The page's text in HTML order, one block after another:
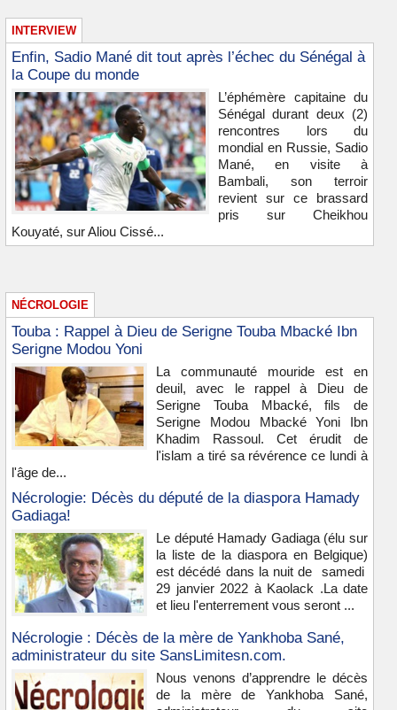
INTERVIEW
Enfin, Sadio Mané dit tout après l’échec du Sénégal à
la Coupe du monde
L’éphémère capitaine du
Sénégal durant deux (2)
rencontres lors du
mondial en Russie, Sadio
Mané, en visite à
Bambali, son terroir
revient sur ce brassard
pris sur Cheikhou
Kouyaté, sur Aliou Cissé...
NÉCROLOGIE
Touba : Rappel à Dieu de Serigne Touba Mbacké Ibn
Serigne Modou Yoni
La communauté mouride est en
deuil, avec le rappel à Dieu de
Serigne Touba Mbacké, fils de
Serigne Modou Mbacké Yoni Ibn
Khadim Rassoul. Cet érudit de
l'islam a tiré sa révérence ce lundi à
l'âge de...
Nécrologie: Décès du député de la diaspora Hamady
Gadiaga!
Le député Hamady Gadiaga (élu sur
la liste de la diaspora en Belgique)
est décédé dans la nuit de samedi
29 janvier 2022 à Kaolack .La date
et lieu l'enterrement vous seront ...
Nécrologie : Décès de la mère de Yankhoba Sané,
administrateur du site SansLimitesn.com.
Nous venons d’apprendre le décès
de la mère de Yankhoba Sané,